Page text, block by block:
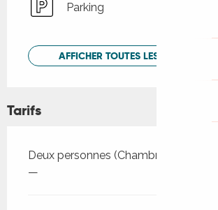
Parking
AFFICHER TOUTES LES PRESTATIONS
Tarifs
Tarifs 2026
Deux personnes (Chambres d'hôtes)
—